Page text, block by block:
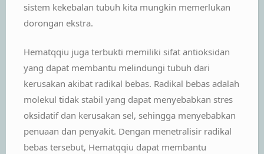
sistem kekebalan tubuh kita mungkin memerlukan
dorongan ekstra.
Hematqqiu juga terbukti memiliki sifat antioksidan
yang dapat membantu melindungi tubuh dari
kerusakan akibat radikal bebas. Radikal bebas adalah
molekul tidak stabil yang dapat menyebabkan stres
oksidatif dan kerusakan sel, sehingga menyebabkan
penuaan dan penyakit. Dengan menetralisir radikal
bebas tersebut, Hematqqiu dapat membantu